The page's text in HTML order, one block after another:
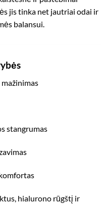
jis tinka net jautriai odai ir
balansui.
stangrumas
hialurono rūgštį ir